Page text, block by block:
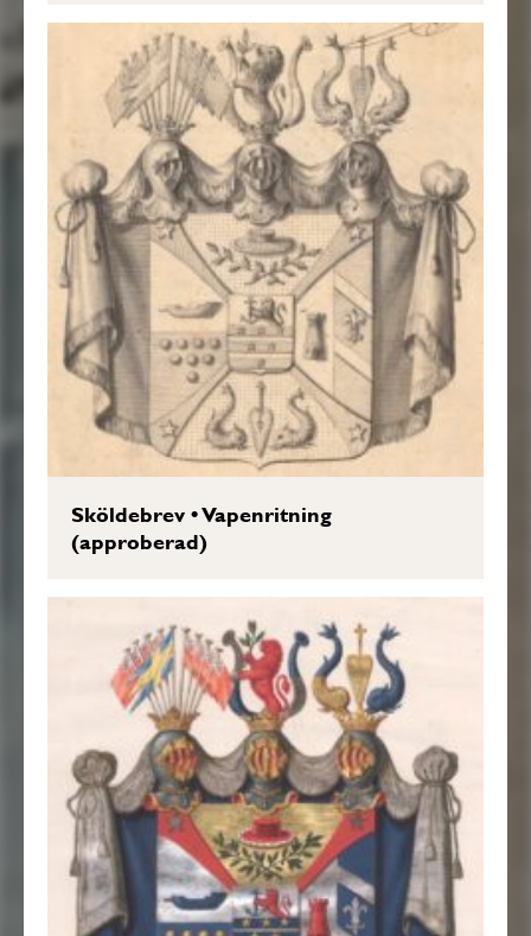
Sköldebrev•Vapenritning
(approberad)